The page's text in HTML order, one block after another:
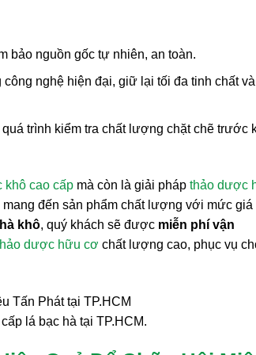
bảo nguồn gốc tự nhiên, an toàn.
nghệ hiện đại, giữ lại tối đa tinh chất và
trình kiểm tra chất lượng chặt chẽ trước
khô cao cấp mà còn là giải pháp thảo dược
mang đến sản phẩm chất lượng với mức giá
khô, quý khách sẽ được miễn phí vận
dược hữu cơ chất lượng cao, phục vụ
lá bạc hà tại TP.HCM.